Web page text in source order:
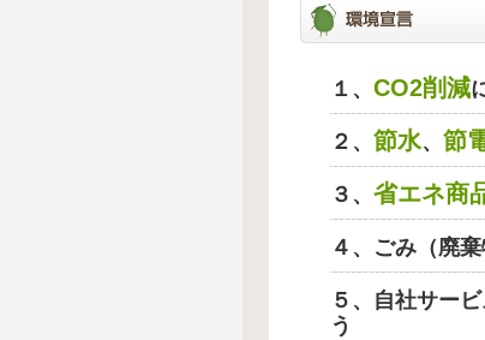
１、 CO2削減
２、 節水、 節
３、 省エネ商
４、ごみ（廃
５、自社サー
う